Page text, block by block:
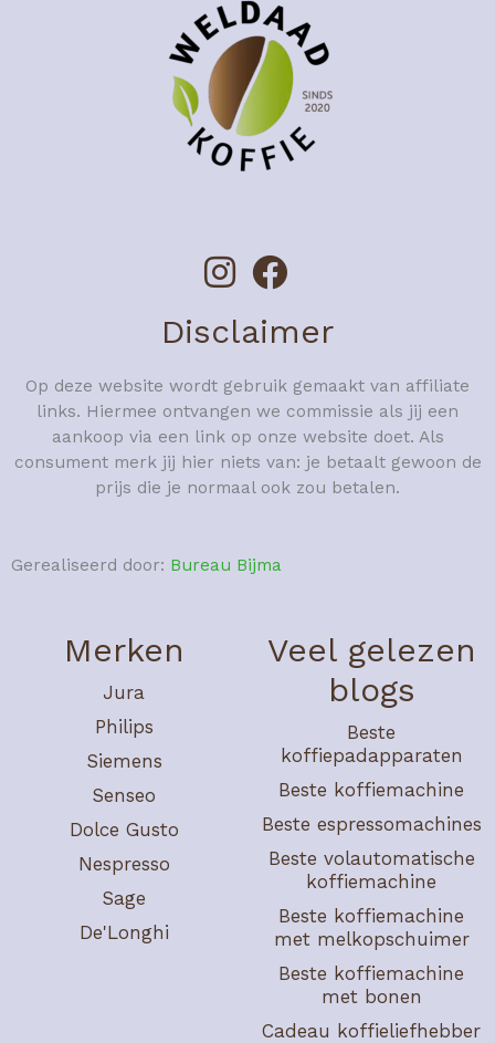
Disclaimer
Op deze website wordt gebruik gemaakt van affiliate
links. Hiermee ontvangen we commissie als jij een
aankoop via een link op onze website doet. Als
consument merk jij hier niets van: je betaalt gewoon de
prijs die je normaal ook zou betalen.
Gerealiseerd door: Bureau Bijma
Merken
Jura
Philips
Siemens
Senseo
Dolce Gusto
Nespresso
Sage
De'Longhi
Veel gelezen
blogs
Beste
koffiepadapparaten
Beste koffiemachine
Beste espressomachines
Beste volautomatische
koffiemachine
Beste koffiemachine
met melkopschuimer
Beste koffiemachine
met bonen
Cadeau koffieliefhebber